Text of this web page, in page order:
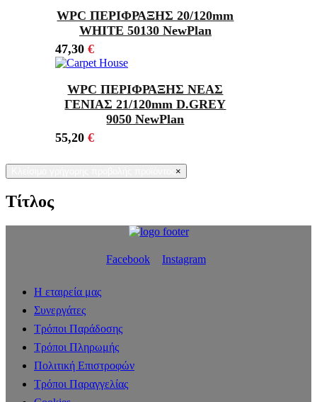
WPC ΠΕΡΙΦΡΑΞΗΣ 20/120mm
WHITE 50130 NewPlan
47,30 €
WPC ΠΕΡΙΦΡΑΞΗΣ ΝΕΑΣ
ΓΕΝΙΑΣ 21/120mm D.GREY
9050 NewPlan
55,20 €
×
Τίτλος
Facebook Instagram
Η εταιρεία μας
Συνεργάτες
Τρόποι Παράδοσης
Τρόποι Πληρωμής
Πολιτική Επιστροφών
Τρόποι Παραγγελίας